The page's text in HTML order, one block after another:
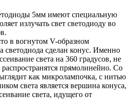
5мм имеют специальную
излучать свет светодиоду во
в вогнутом V-образном
светодиода сделан конус. Именно
света на 360 градусов, не
прямолинейно. Со
как микролампочка, с нитью
света является вершина конуса,
света, идущего от